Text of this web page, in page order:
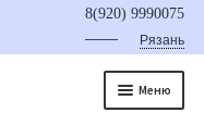
8(920) 9990075
Рязань
Меню